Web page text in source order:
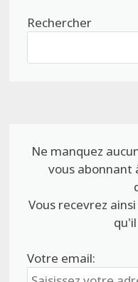
Rechercher
Ne manquez
vous abonnant
Vous recevrez
Votre email: